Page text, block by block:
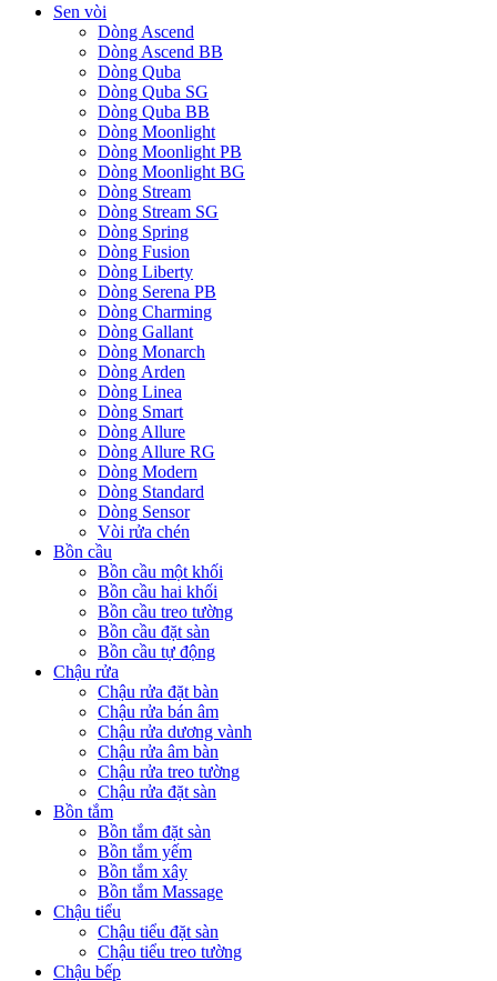
Sen vòi
Dòng Ascend
Dòng Ascend BB
Dòng Quba
Dòng Quba SG
Dòng Quba BB
Dòng Moonlight
Dòng Moonlight PB
Dòng Moonlight BG
Dòng Stream
Dòng Stream SG
Dòng Spring
Dòng Fusion
Dòng Liberty
Dòng Serena PB
Dòng Charming
Dòng Gallant
Dòng Monarch
Dòng Arden
Dòng Linea
Dòng Smart
Dòng Allure
Dòng Allure RG
Dòng Modern
Dòng Standard
Dòng Sensor
Vòi rửa chén
Bồn cầu
Bồn cầu một khối
Bồn cầu hai khối
Bồn cầu treo tường
Bồn cầu đặt sàn
Bồn cầu tự động
Chậu rửa
Chậu rửa đặt bàn
Chậu rửa bán âm
Chậu rửa dương vành
Chậu rửa âm bàn
Chậu rửa treo tường
Chậu rửa đặt sàn
Bồn tắm
Bồn tắm đặt sàn
Bồn tắm yếm
Bồn tắm xây
Bồn tắm Massage
Chậu tiểu
Chậu tiểu đặt sàn
Chậu tiểu treo tường
Chậu bếp